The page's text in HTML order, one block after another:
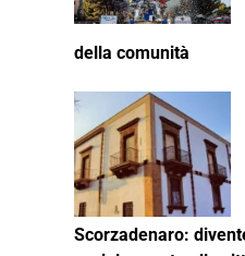
della comunità
Scorzadenaro: